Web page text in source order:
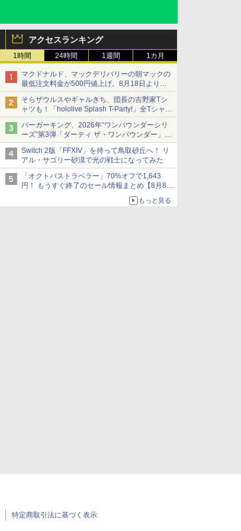
アクセスランキング
1時間 24時間 1週間 1カ月
マクドナルド、マックデリバリーの朝マックの
最低注文料金が500円値上げ。8月18日より
1,500円から受付
そらザウルスやギャルきち、団長の吉野家Tシ
ャツも！「hololive Splash T-Party!」全Tシャツ
ラインナップ公開＆オンライン販売開始
バーガーキング、2026年“ワンパウンダーシリ
ーズ”第3弾「ダーティ ザ・ワンパウンダー」を
8月7日発売
「特製ガーリックマヨソース」を使用した超大
型チーズバーガー
Switch 2版「FFXIV」を持って鳥取砂丘へ！ リ
アル・サゴリー砂漠で光の戦士になってみた
「オクトパストラベラー」70%オフで1,643
円！ もうすぐ終了のセール情報まとめ【8月8日
ニンテンドーeショップでは「大神 絶景版」が
もっと見る
特定商取引法に基づく表示